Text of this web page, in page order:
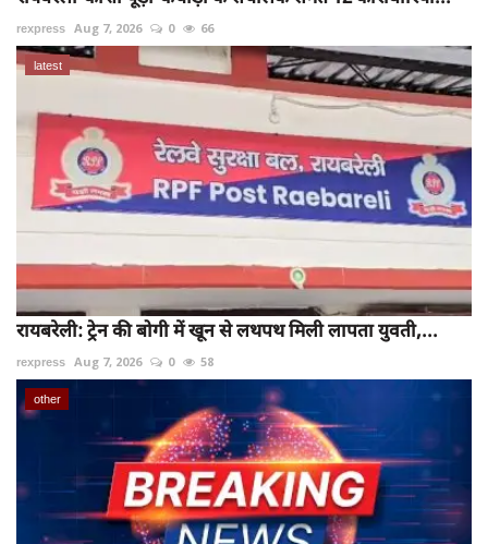
rexpress Aug 7, 2026 0 66
latest
रायबरेली: ट्रेन की बोगी में खून से लथपथ मिली लापता युवती,...
rexpress Aug 7, 2026 0 58
other